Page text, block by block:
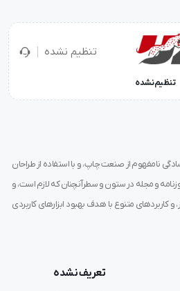
تنظیم نشده
تنظیم نشده
نامفهوم از صنعت چاپ، و با استفاده از طراحان
و مجله در ستون و سطرآنچنان که لازم است، و
و کاربردهای متنوع با هدف بهبود ابزارهای کاربردی
تعریف نشده